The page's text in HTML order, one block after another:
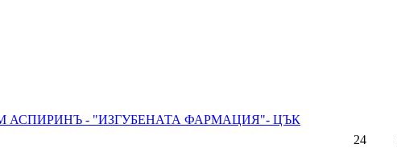
АСПИРИНЪ - "ИЗГУБЕНАТА ФАРМАЦИЯ"- ЦЪК
24